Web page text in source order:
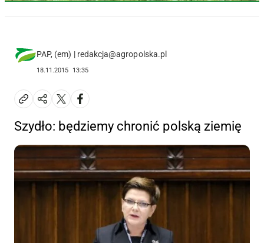
PAP, (em) | redakcja@agropolska.pl
18.11.2015 13:35
Szydło: będziemy chronić polską ziemię